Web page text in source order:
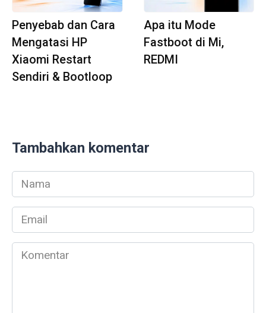
Penyebab dan Cara
Mengatasi HP
Xiaomi Restart
Sendiri & Bootloop
Apa itu Mode
Fastboot di Mi,
REDMI
Tambahkan komentar
Nama
*
Email
*
Komentar